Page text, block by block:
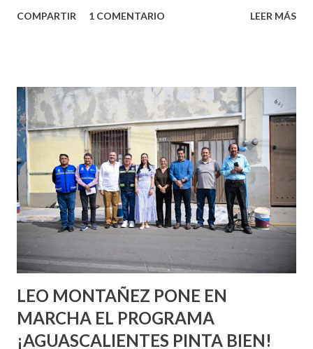
partes de ti que jamás hubieras imaginado. El problema es
conoces ni la mitad de lo que deberías saber. Pero incluso
quienes ya han tenido relaciones sexuales no son expertos
o expertas en el tema. Siempre hay algo nuevo que
aprender y nuevas experiencias que conocer. Si eres una
chica y aún no has tenido relaciones sexuales, tal vez
pienses que el sexo será increíble y no puedas esperar para
experimentarlo, pero como cualquier persona con
experiencia te dirá, siempre es mejor cuando ambas partes
son suficientemen...
COMPARTIR 1 COMENTARIO LEER MÁS
LEO MONTAÑEZ PONE EN
MARCHA EL PROGRAMA
¡AGUASCALIENTES PINTA BIEN!